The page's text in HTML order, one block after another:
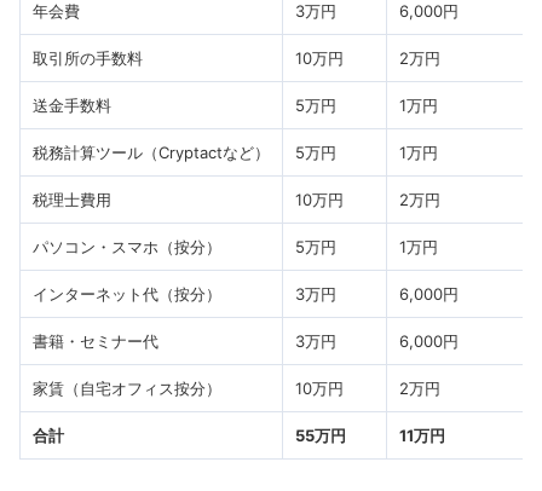
年会費 3万円 6,000円
取引所の手数料 10万円 2万円
送金手数料 5万円 1万円
税務計算ツール（Cryptactなど） 5万円 1万円
税理士費用 10万円 2万円
パソコン・スマホ（按分） 5万円 1万円
インターネット代（按分） 3万円 6,000円
書籍・セミナー代 3万円 6,000円
家賃（自宅オフィス按分） 10万円 2万円
合計 55万円 11万円